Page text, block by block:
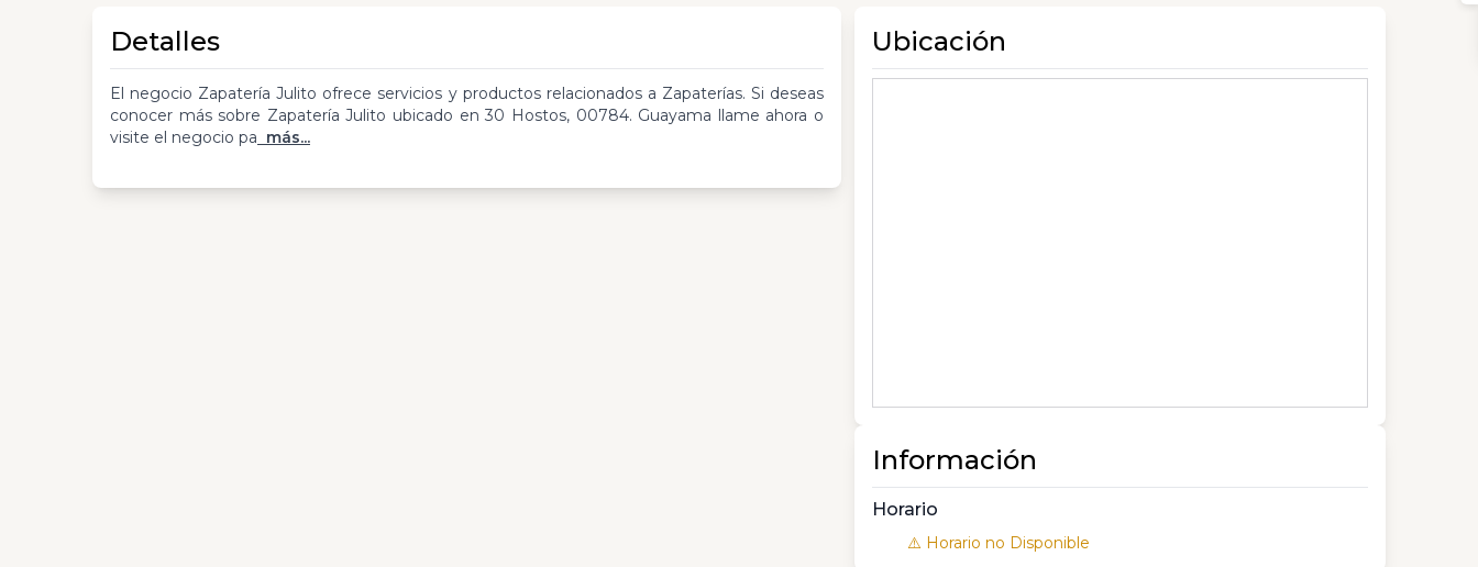
Detalles
El negocio Zapatería Julito ofrece servicios y productos relacionados a Zapaterías. Si deseas
conocer más sobre Zapatería Julito ubicado en 30 Hostos, 00784. Guayama llame ahora o
visite el negocio pa más...
Ubicación
Información
Horario
⚠️ Horario no Disponible